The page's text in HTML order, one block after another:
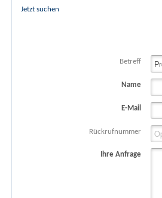
Jetzt suchen
Betreff
Name
E-Mail
Rückrufnummer
Ihre Anfrage